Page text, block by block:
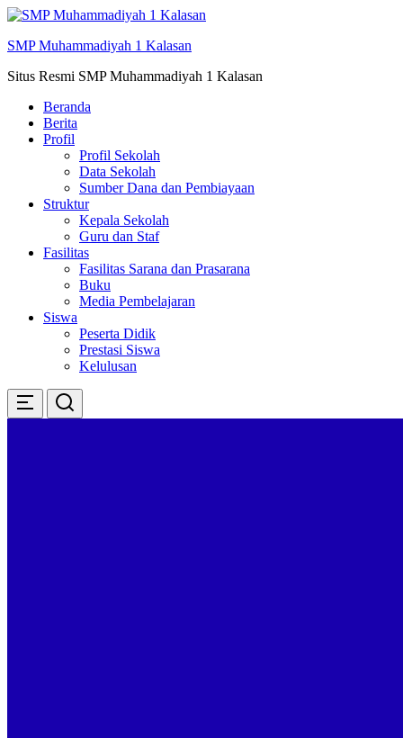
Skip
konten
SMP Muhammadiyah 1 Kalasan
Situs Resmi SMP Muhammadiyah 1 Kalasan
Beranda
Berita
Profil
Profil Sekolah
Data Sekolah
Sumber Dana dan Pembiayaan
Struktur
Kepala Sekolah
Guru dan Staf
Fasilitas
Fasilitas Sarana dan Prasarana
Buku
Media Pembelajaran
Siswa
Peserta Didik
Prestasi Siswa
Kelulusan